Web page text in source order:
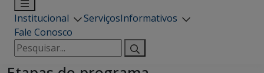
Institucional ServiçosInformativos
Fale Conosco
Pesquisar
por: